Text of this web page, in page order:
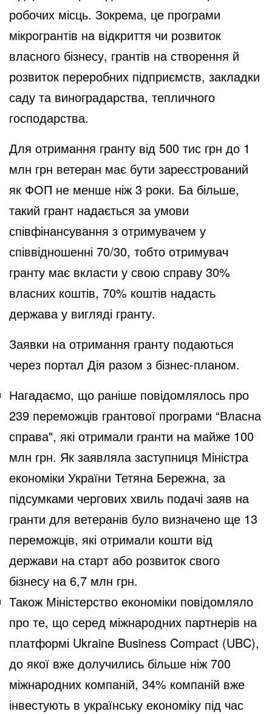
робочих місць. Зокрема, це програми
мікрогрантів на відкриття чи розвиток
власного бізнесу, грантів на створення й
розвиток переробних підприємств, закладки
саду та виноградарства, тепличного
господарства.
Для отримання гранту від 500 тис грн до 1
млн грн ветеран має бути зареєстрований
як ФОП не менше ніж 3 роки. Ба більше,
такий грант надається за умови
співфінансування з отримувачем у
співвідношенні 70/30, тобто отримувач
гранту має вкласти у свою справу 30%
власних коштів, 70% коштів надасть
держава у вигляді гранту.
Заявки на отримання гранту подаються
через портал Дія разом з бізнес-планом.
Нагадаємо, що раніше повідомлялось про
239 переможців грантової програми “Власна
справа", які отримали гранти на майже 100
млн грн. Як заявляла заступниця Міністра
економіки України Тетяна Бережна, за
підсумками чергових хвиль подачі заяв на
гранти для ветеранів було визначено ще 13
переможців, які отримали кошти від
держави на старт або розвиток свого
бізнесу на 6,7 млн грн.
Також Міністерство економіки повідомляло
про те, що серед міжнародних партнерів на
платформі Ukraine Business Compact (UBC),
до якої вже долучились більше ніж 700
міжнародних компаній, 34% компаній вже
інвестують в українську економіку під час